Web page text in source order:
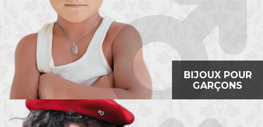
BIJOUX POUR
GARÇONS